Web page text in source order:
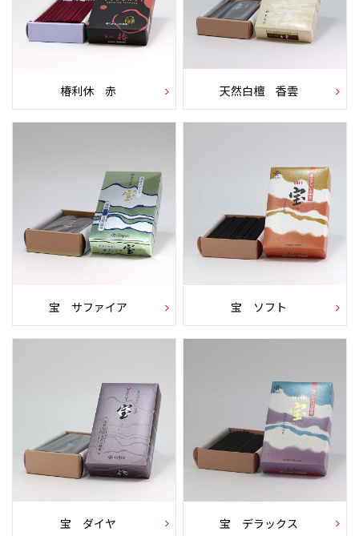
椿利休 赤 天然白檀 香雲
宝 サファイア 宝 ソフト
宝 ダイヤ 宝 デラックス